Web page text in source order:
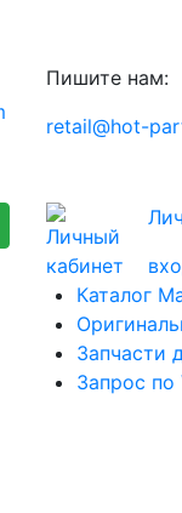
Пишите нам:
retail@hot-
Каталог
Запчасти
Запрос по